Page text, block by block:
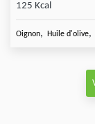
125 Kcal
Oignon, Huile d'olive,